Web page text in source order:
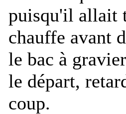
puisqu'il allait
chauffe avant
le bac à
le départ,
coup.